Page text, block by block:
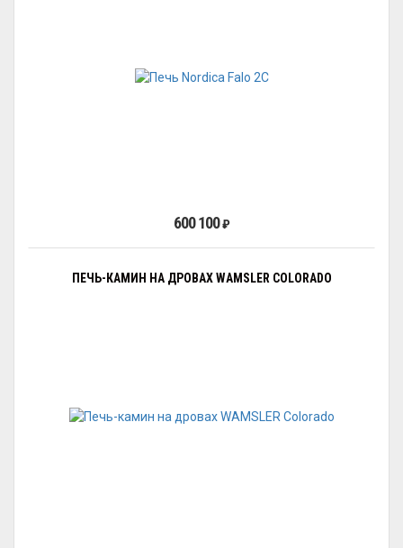
600 100₽
ПЕЧЬ-КАМИН НА ДРОВАХ WAMSLER COLORADO